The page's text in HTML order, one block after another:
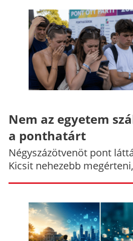
Nem az egyetem
a ponthatárt
Négyszázötvenöt pont
Kicsit nehezebb